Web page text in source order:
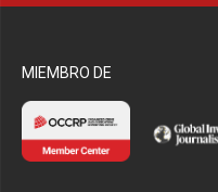
MIEMBRO DE